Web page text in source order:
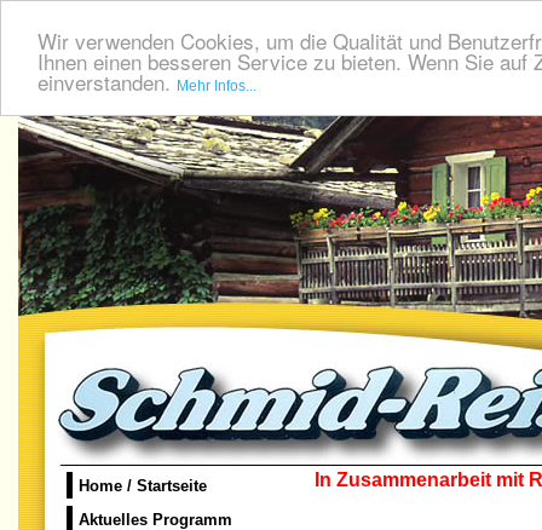
Wir verwenden Cookies, um die Qualität und
Ihnen einen besseren Service zu bieten. Wenn Sie
einverstanden. Mehr Infos...
Home / Startseite
Aktuelles Programm
In Zusammenarbeit mit